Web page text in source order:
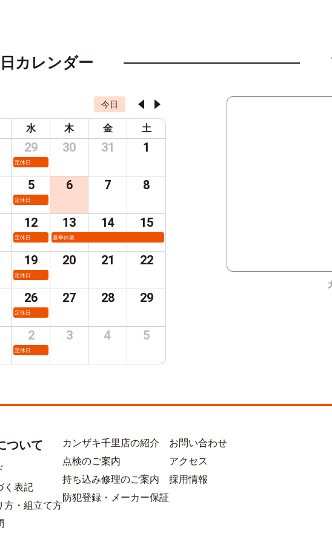
カレンダー
今日
水 木 金 土
29
定休日
30 31 1
5
定休日
6 7 8
12
定休日
13
夏季休業
14 15
19
定休日
20 21 22
26
定休日
27 28 29
2
定休日
3 4 5
ついて
く表記
方・組立て方
カンザキ千里店の紹介
点検のご案内
持ち込み修理のご案内
防犯登録・メーカー保証
お問い合わせ
アクセス
採用情報